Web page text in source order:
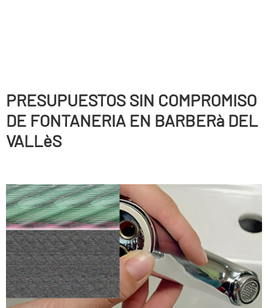
PRESUPUESTOS SIN COMPROMISO
DE FONTANERIA EN BARBERà DEL
VALLèS